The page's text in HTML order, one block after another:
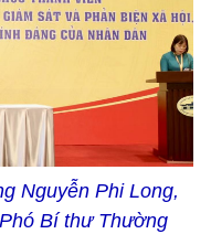
Nguyễn Phi Long,
Bí thư Thường